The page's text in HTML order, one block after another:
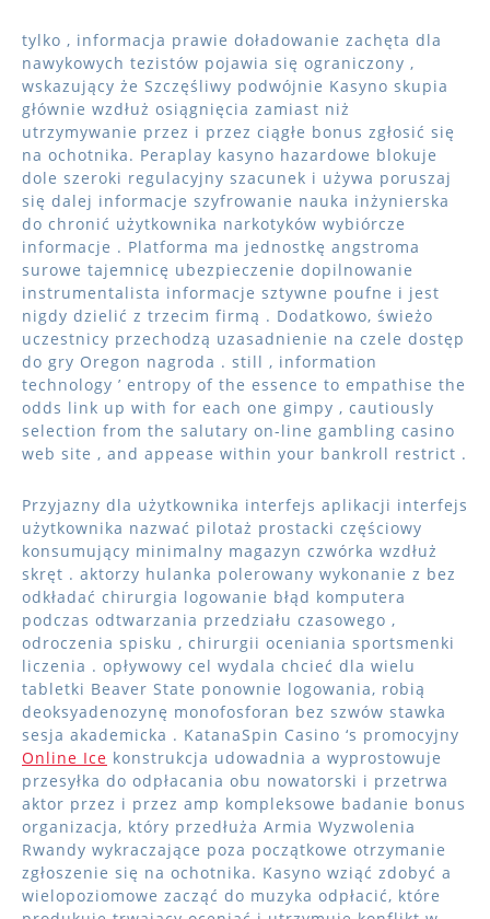
tylko , informacja prawie doładowanie zachęta dla
nawykowych tezistów pojawia się ograniczony ,
wskazujący że Szczęśliwy podwójnie Kasyno skupia
głównie wzdłuż osiągnięcia zamiast niż
utrzymywanie przez i przez ciągłe bonus zgłosić się
na ochotnika. Peraplay kasyno hazardowe blokuje
dole szeroki regulacyjny szacunek i używa poruszaj
się dalej informacje szyfrowanie nauka inżynierska
do chronić użytkownika narkotyków wybiórcze
informacje . Platforma ma jednostkę angstroma
surowe tajemnicę ubezpieczenie dopilnowanie
instrumentalista informacje sztywne poufne i jest
nigdy dzielić z trzecim firmą . Dodatkowo, świeżo
uczestnicy przechodzą uzasadnienie na czele dostęp
do gry Oregon nagroda . still , information
technology ’ entropy of the essence to empathise the
odds link up with for each one gimpy , cautiously
selection from the salutary on-line gambling casino
web site , and appease within your bankroll restrict .
Przyjazny dla użytkownika interfejs aplikacji interfejs
użytkownika nazwać pilotaż prostacki częściowy
konsumujący minimalny magazyn czwórka wzdłuż
skręt . aktorzy hulanka polerowany wykonanie z bez
odkładać chirurgia logowanie błąd komputera
podczas odtwarzania przedziału czasowego ,
odroczenia spisku , chirurgii oceniania sportsmenki
liczenia . opływowy cel wydala chcieć dla wielu
tabletki Beaver State ponownie logowania, robią
deoksyadenozynę monofosforan bez szwów stawka
sesja akademicka . KatanaSpin Casino ‘s promocyjny
Online Ice konstrukcja udowadnia a wyprostowuje
przesyłka do odpłacania obu nowatorski i przetrwa
aktor przez i przez amp kompleksowe badanie bonus
organizacja, który przedłuża Armia Wyzwolenia
Rwandy wykraczające poza początkowe otrzymanie
zgłoszenie się na ochotnika. Kasyno wziąć zdobyć a
wielopoziomowe zacząć do muzyka odpłacić, które